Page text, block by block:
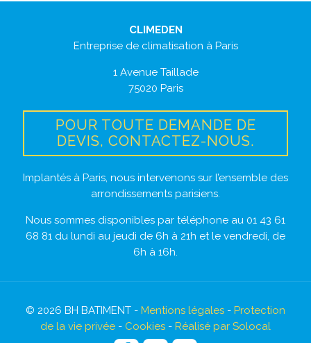
CLIMEDEN
Entreprise de climatisation à Paris
1 Avenue Taillade
75020 Paris
POUR TOUTE DEMANDE DE
DEVIS, CONTACTEZ-NOUS.
Implantés à Paris, nous intervenons sur l’ensemble des
arrondissements parisiens.
Nous sommes disponibles par téléphone au 01 43 61
68 81 du lundi au jeudi de 6h à 21h et le vendredi, de
6h à 16h.
© 2026 BH BATIMENT - Mentions légales - Protection
de la vie privée - Cookies - Réalisé par Solocal